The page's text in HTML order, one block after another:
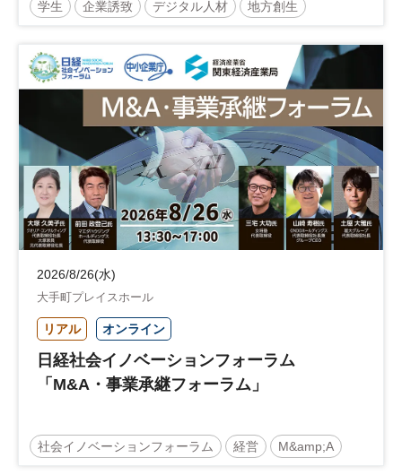
学生 企業誘致 デジタル人材 地方創生
地域活性化 自治体
2026/8/26(水)
大手町プレイスホール
リアル オンライン
日経社会イノベーションフォーラム
「M&A・事業承継フォーラム」
社会イノベーションフォーラム 経営 M&amp;A